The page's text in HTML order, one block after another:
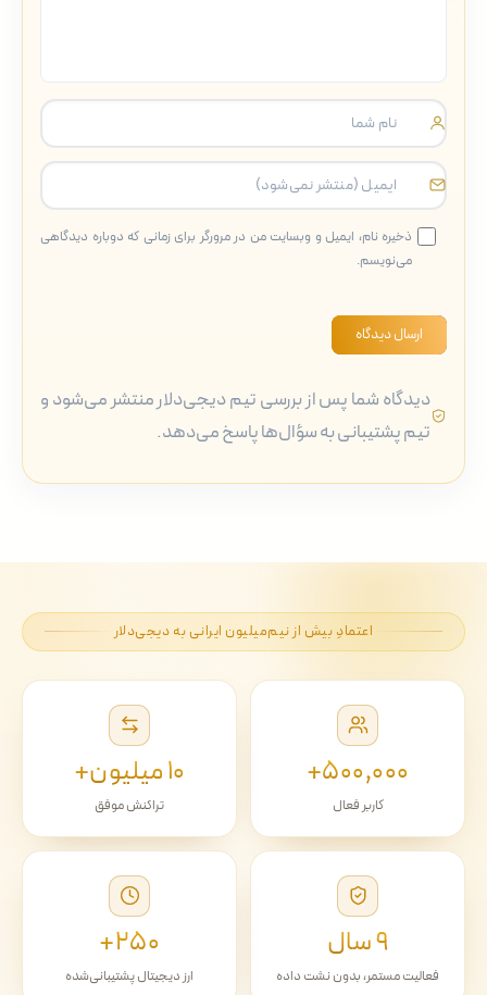
ذخیره نام، ایمیل و وبسایت من در مرورگر برای زمانی که دوباره دیدگاهی
می‌نویسم.
ارسال دیدگاه
دیدگاه شما پس از بررسی تیم دیجی‌دلار منتشر می‌شود و
تیم پشتیبانی به سؤال‌ها پاسخ می‌دهد.
اعتمادِ بیش از نیم‌میلیون ایرانی به دیجی‌دلار
۵۰۰٬۰۰۰+
کاربر فعال
۱۰ میلیون+
تراکنش موفق
۹ سال
فعالیت مستمر، بدون نشت داده
۲۵۰+
ارز دیجیتال پشتیبانی‌شده